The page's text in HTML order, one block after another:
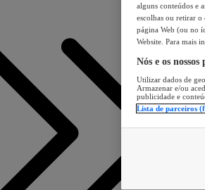
alguns conteúdos e
escolhas ou retirar
página Web (ou no
Website. Para mais
Nós e os
Utilizar dados de
Armazenar e/ou
publicidade e
Lista de parceiros